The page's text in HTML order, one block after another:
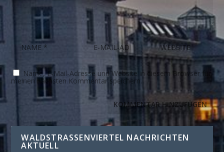
Name, E-Mail-Adresse und Website in diesem Browser für
meinen nächsten Kommentar speichern.
WALDSTRASSENVIERTEL NACHRICHTEN A
KTUELL